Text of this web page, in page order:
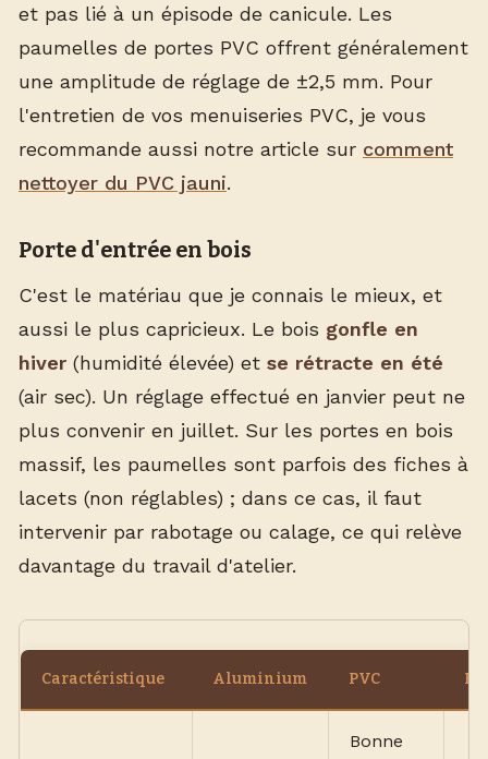
et pas lié à un épisode de canicule. Les
paumelles de portes PVC offrent généralement
une amplitude de réglage de ±2,5 mm. Pour
l'entretien de vos menuiseries PVC, je vous
recommande aussi notre article sur comment
nettoyer du PVC jauni.
Porte d'entrée en bois
C'est le matériau que je connais le mieux, et
aussi le plus capricieux. Le bois gonfle en
hiver (humidité élevée) et se rétracte en été
(air sec). Un réglage effectué en janvier peut ne
plus convenir en juillet. Sur les portes en bois
massif, les paumelles sont parfois des fiches à
lacets (non réglables) ; dans ce cas, il faut
intervenir par rabotage ou calage, ce qui relève
davantage du travail d'atelier.
Caractéristique Aluminium PVC
Bonne